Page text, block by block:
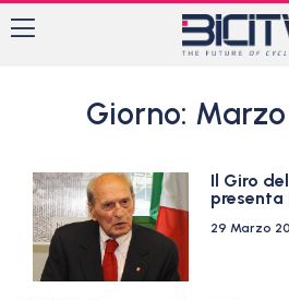
Giorno: Marzo
Il Giro
presenta
29 Marzo